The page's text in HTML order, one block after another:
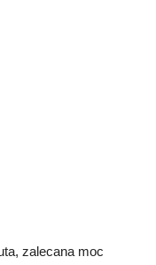
zalecana moc